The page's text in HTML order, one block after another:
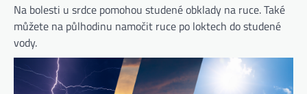
Na bolesti u srdce pomohou studené obklady na ruce. Také
můžete na půlhodinu namočit ruce po loktech do studené
vody.